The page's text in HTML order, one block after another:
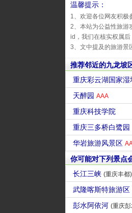
温馨提示：
1、欢迎各位网友积极
2、本站为公益性旅游
id，我们在核实权属后
3、文中提及的旅游景
推荐邻近的九龙坡
重庆彩云湖国家湿
天醉园 AAA
重庆科技学院
重庆三多桥白鹭园
华岩旅游风景区
你可能对下列景点
长江三峡 (重庆丰都)
武隆喀斯特旅游区
彭水阿依河 (重庆